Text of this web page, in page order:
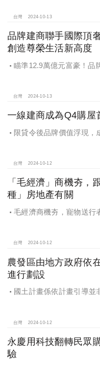
台灣 2024-10-13
品牌建商聯手國際頂
創造尊榮生活新高度
瞄準12.9萬億元富豪！品
台灣 2024-10-13
一線建商成為Q4購屋
限貸令後品牌價值浮現，
台灣 2024-10-12
「毛經濟」商機夯，
種」房地產有關
毛經濟商機夯，寵物送行
台灣 2024-10-12
農發區由地方政府依
進行劃設
國土計畫係依計畫引導並
台灣 2024-10-12
永慶用科技翻轉民眾
驗